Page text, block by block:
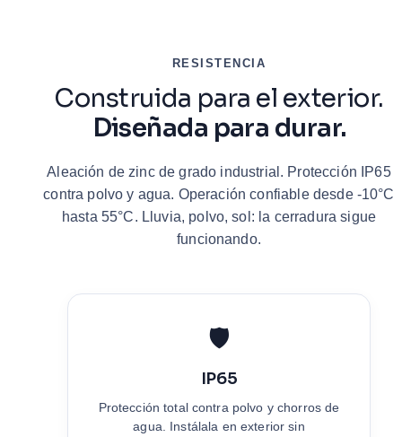
RESISTENCIA
Construida para el exterior.
Diseñada para durar.
Aleación de zinc de grado industrial. Protección IP65
contra polvo y agua. Operación confiable desde -10°C
hasta 55°C. Lluvia, polvo, sol: la cerradura sigue
funcionando.
🛡️
IP65
Protección total contra polvo y chorros de
agua. Instálala en exterior sin